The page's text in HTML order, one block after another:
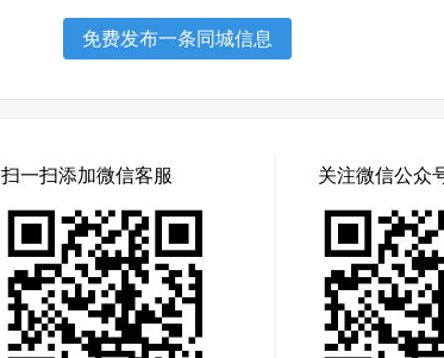
免费发布一条同城信息
扫一扫添加微信客服 关注微信公众